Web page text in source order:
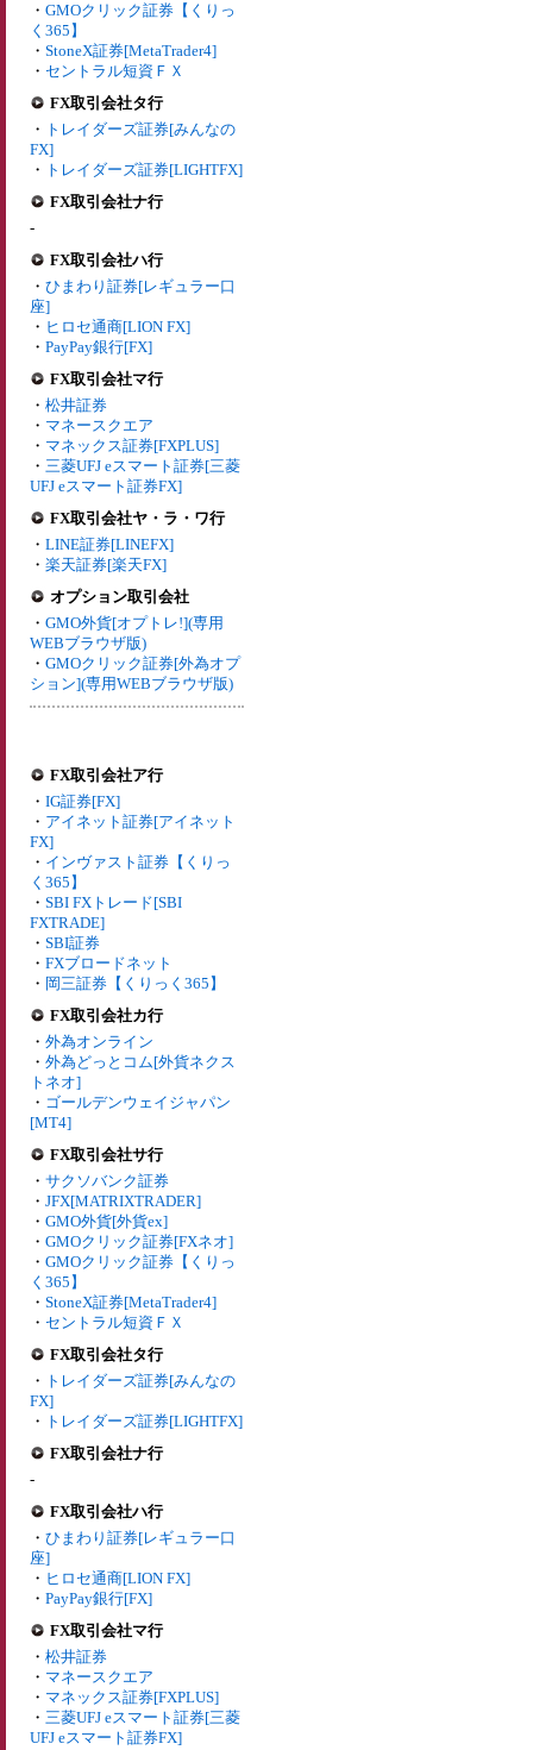
・ GMOクリック証券【くりっ
く365】
・ StoneX証券[MetaTrader4]
・ セントラル短資ＦＸ
FX取引会社タ行
・ トレイダーズ証券[みんなの
FX]
・ トレイダーズ証券[LIGHTFX]
FX取引会社ナ行
-
FX取引会社ハ行
・ ひまわり証券[レギュラー口
座]
・ ヒロセ通商[LION FX]
・ PayPay銀行[FX]
FX取引会社マ行
・ 松井証券
・ マネースクエア
・ マネックス証券[FXPLUS]
・ 三菱UFJ eスマート証券[三菱
UFJ eスマート証券FX]
FX取引会社ヤ・ラ・ワ行
・ LINE証券[LINEFX]
・ 楽天証券[楽天FX]
オプション取引会社
・ GMO外貨[オプトレ!](専用
WEBブラウザ版)
・ GMOクリック証券[外為オプ
ション](専用WEBブラウザ版)
FX取引会社ア行
・ IG証券[FX]
・ アイネット証券[アイネット
FX]
・ インヴァスト証券【くりっ
く365】
・ SBI FXトレード[SBI
FXTRADE]
・ SBI証券
・ FXブロードネット
・ 岡三証券【くりっく365】
FX取引会社カ行
・ 外為オンライン
・ 外為どっとコム[外貨ネクス
トネオ]
・ ゴールデンウェイジャパン
[MT4]
FX取引会社サ行
・ サクソバンク証券
・ JFX[MATRIXTRADER]
・ GMO外貨[外貨ex]
・ GMOクリック証券[FXネオ]
・ GMOクリック証券【くりっ
く365】
・ StoneX証券[MetaTrader4]
・ セントラル短資ＦＸ
FX取引会社タ行
・ トレイダーズ証券[みんなの
FX]
・ トレイダーズ証券[LIGHTFX]
FX取引会社ナ行
-
FX取引会社ハ行
・ ひまわり証券[レギュラー口
座]
・ ヒロセ通商[LION FX]
・ PayPay銀行[FX]
FX取引会社マ行
・ 松井証券
・ マネースクエア
・ マネックス証券[FXPLUS]
・ 三菱UFJ eスマート証券[三菱
UFJ eスマート証券FX]